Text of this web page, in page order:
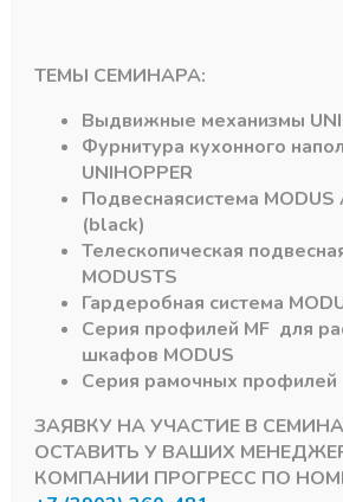
#MODUS
#Алюминиевый Профиль 2
#DRAGON-BOX 1 #D-
© 2026 ПРОГРЕСС -
ТЕМЫ СЕМИНАРА:
Выдвижные механизмы
Фурнитура кухонного
UNIHOPPER
Подвеснаясистема MODUS
(black)
Телескопическая
MODUSTS
Гардеробная система
Серия профилей MF для
шкафов MODUS
Серия рамочных профилей
ЗАЯВКУ НА УЧАСТИЕ В
ОСТАВИТЬ У ВАШИХ
КОМПАНИИ ПРОГРЕСС ПО
Мы используем куки для наилучшего